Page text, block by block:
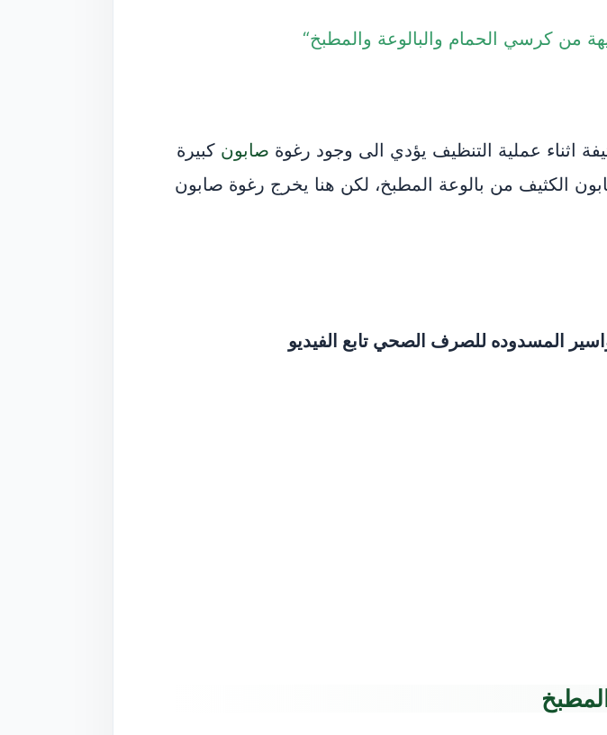
من كرسي الحمام والبالوعة والمطبخ“
اثناء عملية التنظيف يؤدي الى وجود رغوة صابون كبيرة
الكثيف من بالوعة المطبخ، لكن هنا يخرج رغوة صابون
المسدوده للصرف الصحي تابع الفيديو